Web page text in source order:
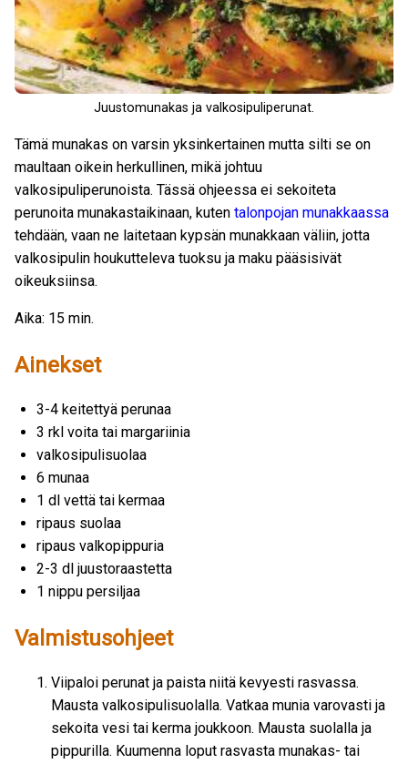
Juustomunakas ja valkosipuliperunat.
Tämä munakas on varsin yksinkertainen mutta silti se on
maultaan oikein herkullinen, mikä johtuu
valkosipuliperunoista. Tässä ohjeessa ei sekoiteta
perunoita munakastaikinaan, kuten talonpojan munakkaassa
tehdään, vaan ne laitetaan kypsän munakkaan väliin, jotta
valkosipulin houkutteleva tuoksu ja maku pääsisivät
oikeuksiinsa.
Aika: 15 min.
Ainekset
3-4 keitettyä perunaa
3 rkl voita tai margariinia
valkosipulisuolaa
6 munaa
1 dl vettä tai kermaa
ripaus suolaa
ripaus valkopippuria
2-3 dl juustoraastetta
1 nippu persiljaa
Valmistusohjeet
Viipaloi perunat ja paista niitä kevyesti rasvassa.
Mausta valkosipulisuolalla. Vatkaa munia varovasti ja
sekoita vesi tai kerma joukkoon. Mausta suolalla ja
pippurilla. Kuumenna loput rasvasta munakas- tai